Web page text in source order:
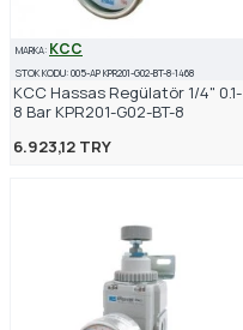
MARKA: KCC
STOK KODU:005-AP KPR201-G02-BT-8-1468
KCC Hassas Regülatör 1/4" 0.1-
8 Bar KPR201-G02-BT-8
6.923,12 TRY